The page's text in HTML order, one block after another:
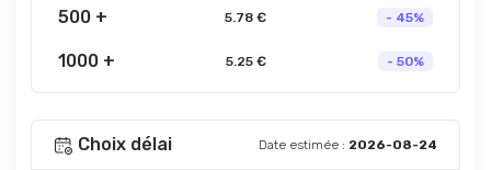
500 + 5.78 € - 45%
1000 + 5.25 € - 50%
Choix délai Date estimée : 2026-08-24